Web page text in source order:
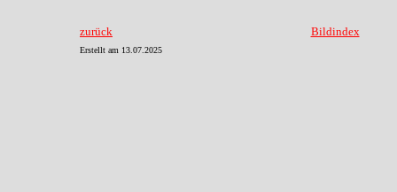
zurück Bildindex
Erstellt am 13.07.2025